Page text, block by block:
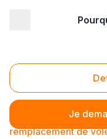
Je
Remplacement de
remplacement de